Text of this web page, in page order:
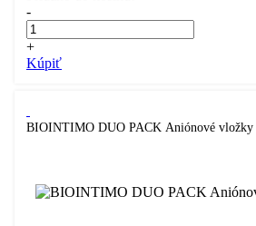
-
+
Kúpiť
BIOINTIMO DUO PACK Aniónové